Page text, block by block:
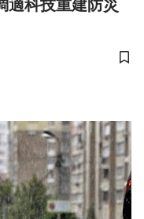
適科技重建防災
儲